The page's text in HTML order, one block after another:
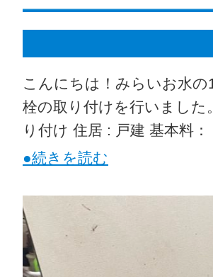
こんにちは！みらいお水
栓の取り付けを行いました
り付け 住居 : 戸建 基本料
●続きを読む